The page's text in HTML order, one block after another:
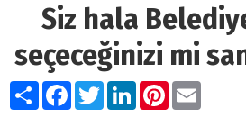
Siz hala
seçeceğinizi mi
PaylaşFacebook
TwitterLinkedIn
Pinterest
Email